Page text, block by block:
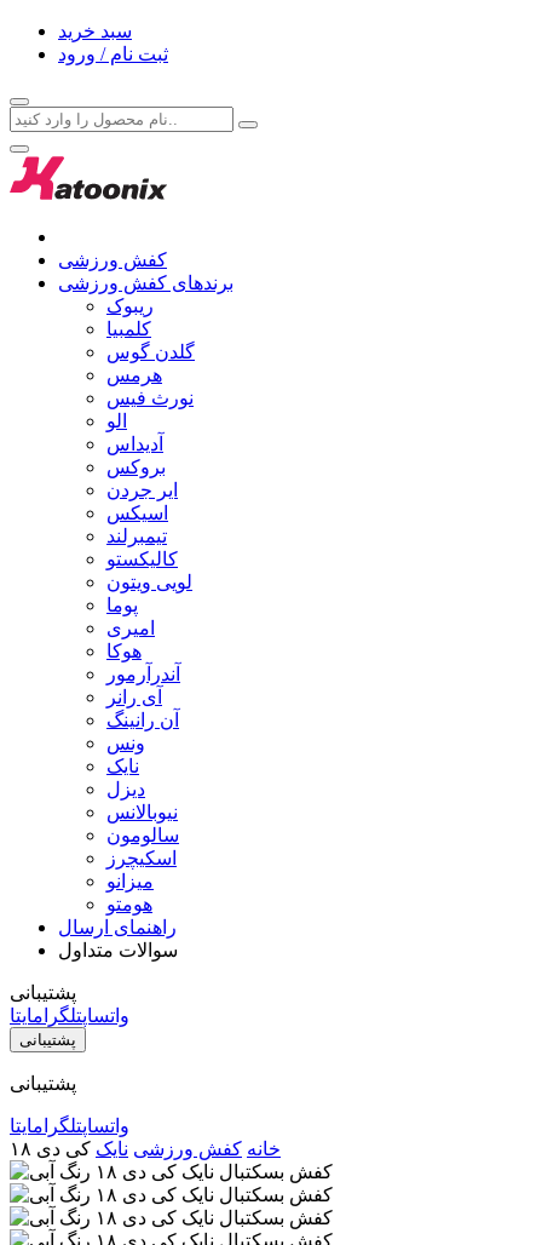
سبد خرید
ثبت نام / ورود
کفش ورزشی
برندهای کفش ورزشی
ریبوک
کلمبیا
گلدن گوس
هرمس
نورث فیس
الو
آدیداس
بروکس
ایر جردن
اسیکس
تیمبرلند
کالیکستو
لویی ویتون
پوما
امیری
هوکا
آندرآرمور
آی رانر
آن رانینگ
ونس
نایک
دیزل
نیوبالانس
سالومون
اسکیچرز
میزانو
هومتو
راهنمای ارسال
سوالات متداول
پشتیبانی
واتساپتلگرامایتا
پشتیبانی
پشتیبانی
واتساپتلگرامایتا
خانه کفش ورزشی نایک کی دی ۱۸